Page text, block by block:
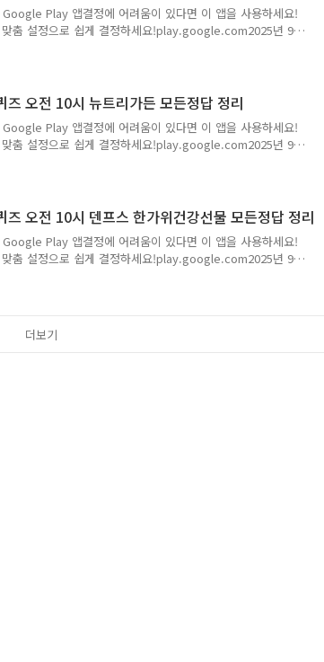
Play 앱결정에 어려움이 있다면 이 앱을 사용하세요!
춤 설정으로 쉽게 결정하세요!play.google.com2025년 9
미엄발사믹식초 정답모음Q. 핫딜몰 추석특가!포인트로 결
전 OO시 오픈오늘만 행사하는 핫딜몰 놓치지 마세요. 정답
를 권장합니다.네이버나 다음에 돈독퀴즈를 검색해주세요!!
오전 10시 뉴트리가든 모든정답 정리
Play 앱결정에 어려움이 있다면 이 앱을 사용하세요!
춤 설정으로 쉽게 결정하세요!play.google.com2025년 9
모음Q. 핫딜몰 9월 이벤트ㅍ ㅇ ㅌ 로 결제하면 최저가!뉴
지 마세요. 정답은 [ 포인트 ] 저는 오퀴즈의 정답을최대한 빠
즈를 검색해주세요!! 오퀴즈에 대해 더 자세히 알고싶으시다
오전 10시 덴프스 한가위건강선물 모든정답 정리
Play 앱결정에 어려움이 있다면 이 앱을 사용하세요!
춤 설정으로 쉽게 결정하세요!play.google.com2025년 9
강선물 정답모음Q. 9/16 단 하루! 프리미엄 특가전, 덴프스
한 장 정착력과 생존력!OOOOOOOOO24시간 추가 증정 이
즈 정답을 보다 손쉽게 알고 싶으시다면,구독 또는 즐겨찾
더보기